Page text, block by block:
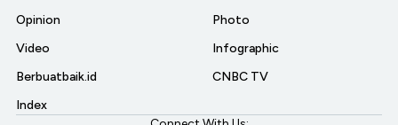
Opinion
Video
Berbuatbaik.id
Index
Photo
Infographic
CNBC TV